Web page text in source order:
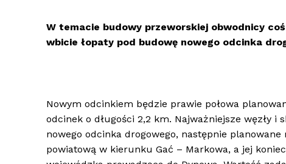
W temacie budowy przeworskiej obwodnicy
wbicie łopaty pod budowę nowego odcinka
Nowym odcinkiem będzie prawie połowa
odcinek o długości 2,2 km. Najważniejsze węzły
nowego odcinka drogowego, następnie
powiatową w kierunku Gać – Markowa, a jej